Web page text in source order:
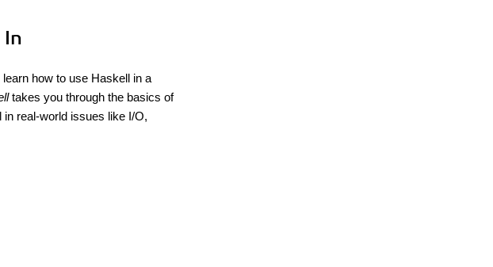
In
how to use Haskell in a
takes you through the basics of
real-world issues like I/O,